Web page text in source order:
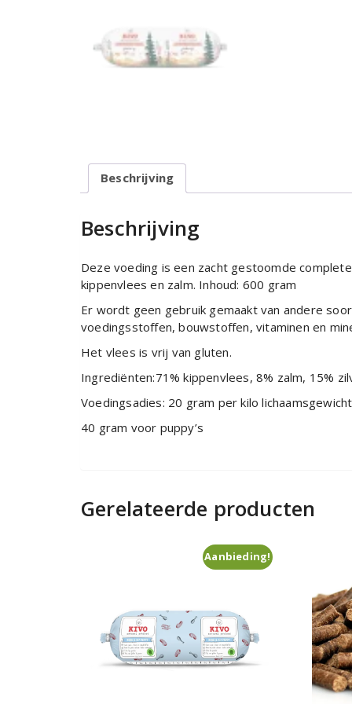
Beschrijving
Beschrijving
Deze voeding is een zacht gestoomde
kippenvlees en zalm. Inhoud: 600 gram
Er wordt geen gebruik gemaakt van andere
voedingsstoffen, bouwstoffen, vitaminen en
Het vlees is vrij van gluten.
Ingrediënten:71% kippenvlees, 8% zalm, 15%
Voedingsadies: 20 gram per kilo
40 gram voor puppy’s
Gerelateerde producten
Aanbieding!